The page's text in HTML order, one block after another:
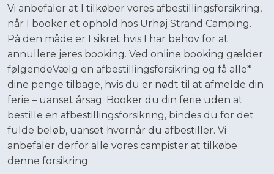
​Vi anbefaler at I tilkøber vores afbestillingsforsikring,
når I booker et ophold hos Urhøj Strand Camping.
På den måde er I sikret hvis I har behov for at
annullere jeres booking. Ved online booking gælder
følgendeVælg en afbestillingsforsikring og få alle*
dine penge tilbage, hvis du er nødt til at afmelde din
ferie – uanset årsag. Booker du din ferie uden at
bestille en afbestillingsforsikring, bindes du for det
fulde beløb, uanset hvornår du afbestiller. Vi
anbefaler derfor alle vores campister at tilkøbe
denne forsikring.